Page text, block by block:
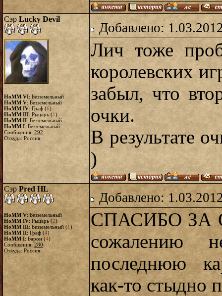
Сэр Lucky Devil
HoMM VI: Безземельный
HoMM V: Безземельный
HoMM IV: Граф (6)
HoMM III: Рыцарь (1)
HoMM II: Безземельный
HoMM I: Безземельный
Сообщения: 292
Откуда: Россия
Добавлено:
Лич тоже
королевских
забыл, что
очки.
В результате
)
Сэр Pred HL
HoMM V: Безземельный
HoMM IV: Рыцарь (2)
HoMM III: Безземельный (1)
HoMM II: Граф (4)
HoMM I: Барон (4)
Сообщения: 280
Откуда: Россия
Добавлено:
СПАСИБО ЗА
сожалению
последнюю
как-то стыдно